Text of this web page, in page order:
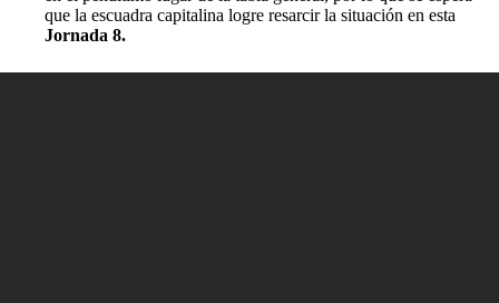
que la escuadra capitalina logre resarcir la situación en esta
Jornada 8.